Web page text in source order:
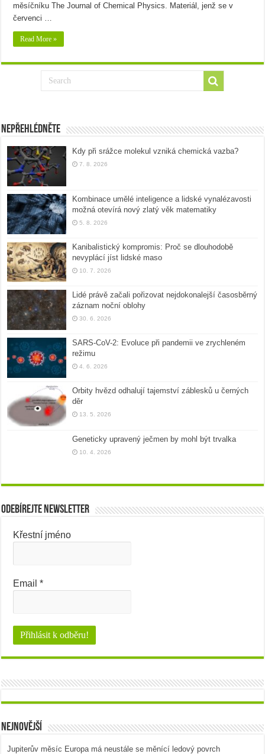
měsíčníku The Journal of Chemical Physics. Materiál, jenž se v
červenci …
Read More »
Nepřehlédněte
Kdy při srážce molekul vzniká chemická vazba?
7. 8. 2026
Kombinace umělé inteligence a lidské vynalézavosti
možná otevírá nový zlatý věk matematiky
5. 8. 2026
Kanibalistický kompromis: Proč se dlouhodobě
nevyplácí jíst lidské maso
10. 7. 2026
Lidé právě začali pořizovat nejdokonalejší časosběrný
záznam noční oblohy
30. 6. 2026
SARS-CoV-2: Evoluce při pandemii ve zrychleném
režimu
4. 6. 2026
Orbity hvězd odhalují tajemství záblesků u černých
děr
13. 5. 2026
Geneticky upravený ječmen by mohl být trvalka
10. 4. 2026
Odebírejte newsletter
Křestní jméno
Email*
Nejnovější
Jupiterův měsíc Europa má neustále se měnící ledový povrch